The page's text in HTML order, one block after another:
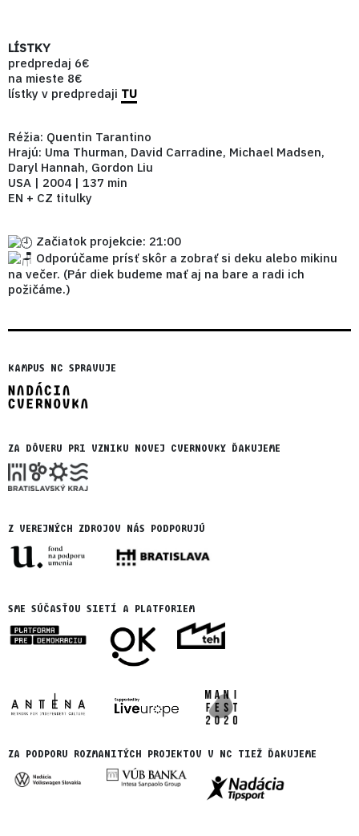
LÍSTKY
predpredaj 6€
na mieste 8€
lístky v predpredaji TU
Réžia: Quentin Tarantino
Hrajú: Uma Thurman, David Carradine, Michael Madsen,
Daryl Hannah, Gordon Liu
USA | 2004 | 137 min
EN + CZ titulky
Začiatok projekcie: 21:00
Odporúčame prísť skôr a zobrať si deku alebo mikinu
na večer. (Pár diek budeme mať aj na bare a radi ich
požičáme.)
KAMPUS NC SPRAVUJE
ZA DÔVERU PRI VZNIKU NOVEJ CVERNOVKY ĎAKUJEME
Z VEREJNÝCH ZDROJOV NÁS PODPORUJÚ
SME SÚČASŤOU SIETÍ A PLATFORIEM
ZA PODPORU ROZMANITÝCH PROJEKTOV V NC TIEŽ ĎAKUJEME